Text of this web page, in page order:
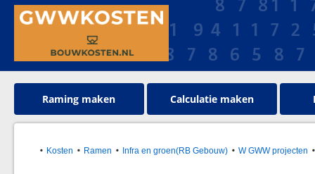
Raming maken Calculatie maken
Kosten Ramen Infra en groen(RB Gebouw) W GWW projecten